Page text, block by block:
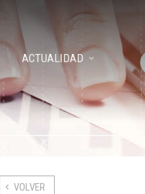
ACTUALIDAD
VOLVER